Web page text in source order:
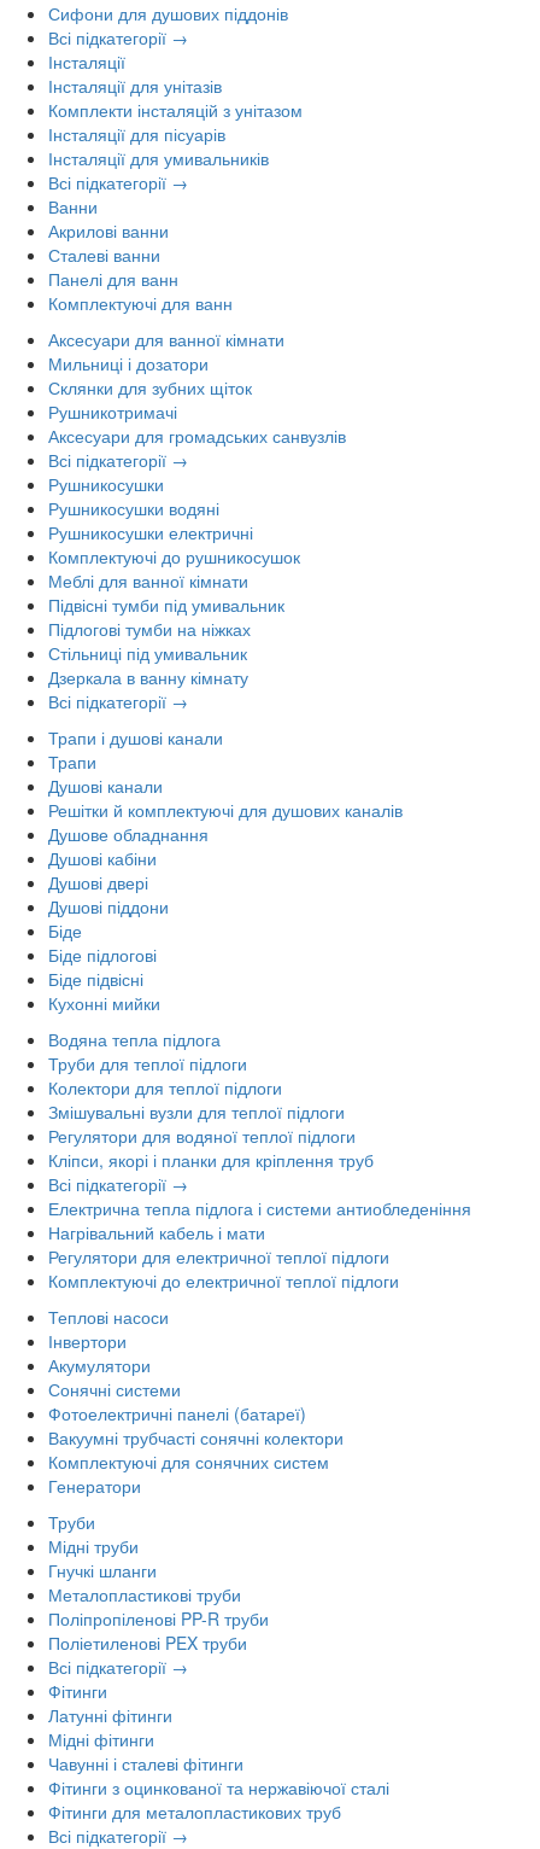
Сифони для душових піддонів
Всі підкатегорії →
Інсталяції
Інсталяції для унітазів
Комплекти інсталяцій з унітазом
Інсталяції для пісуарів
Інсталяції для умивальників
Всі підкатегорії →
Ванни
Акрилові ванни
Сталеві ванни
Панелі для ванн
Комплектуючі для ванн
Аксесуари для ванної кімнати
Мильниці і дозатори
Склянки для зубних щіток
Рушникотримачі
Аксесуари для громадських санвузлів
Всі підкатегорії →
Рушникосушки
Рушникосушки водяні
Рушникосушки електричні
Комплектуючі до рушникосушок
Меблі для ванної кімнати
Підвісні тумби під умивальник
Підлогові тумби на ніжках
Стільниці під умивальник
Дзеркала в ванну кімнату
Всі підкатегорії →
Трапи і душові канали
Трапи
Душові канали
Решітки й комплектуючі для душових каналів
Душове обладнання
Душові кабіни
Душові двері
Душові піддони
Біде
Біде підлогові
Біде підвісні
Кухонні мийки
Водяна тепла підлога
Труби для теплої підлоги
Колектори для теплої підлоги
Змішувальні вузли для теплої підлоги
Регулятори для водяної теплої підлоги
Кліпси, якорі і планки для кріплення труб
Всі підкатегорії →
Електрична тепла підлога і системи антиобледеніння
Нагрівальний кабель і мати
Регулятори для електричної теплої підлоги
Комплектуючі до електричної теплої підлоги
Теплові насоси
Інвертори
Акумулятори
Сонячні системи
Фотоелектричні панелі (батареї)
Вакуумні трубчасті сонячні колектори
Комплектуючі для сонячних систем
Генератори
Труби
Мідні труби
Гнучкі шланги
Металопластикові труби
Поліпропіленові PP-R труби
Поліетиленові PEX труби
Всі підкатегорії →
Фітинги
Латунні фітинги
Мідні фітинги
Чавунні і сталеві фітинги
Фітинги з оцинкованої та нержавіючої сталі
Фітинги для металопластикових труб
Всі підкатегорії →